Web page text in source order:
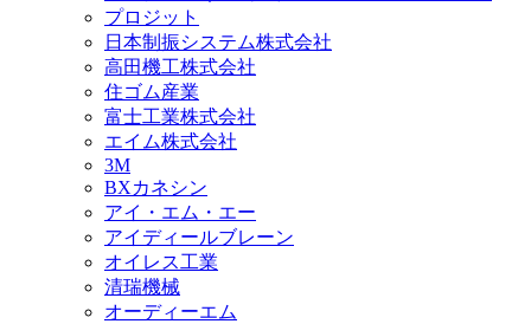
プロジット
日本制振システム株式会社
高田機工株式会社
住ゴム産業
富士工業株式会社
エイム株式会社
3M
BXカネシン
アイ・エム・エー
アイディールブレーン
オイレス工業
清瑞機械
オーディーエム